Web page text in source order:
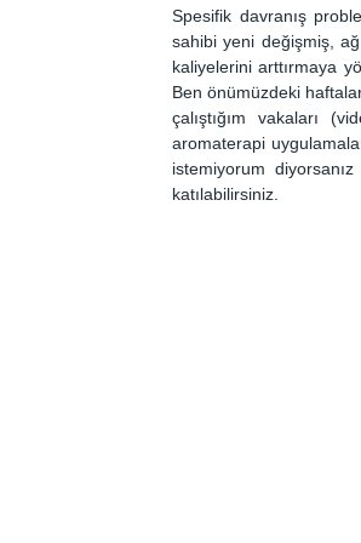
Spesifik davranış
sahibi yeni değişmiş,
kaliyelerini arttırmaya
Ben önümüzdeki
çalıştığım vakaları
aromaterapi
istemiyorum
katılabilirsiniz.